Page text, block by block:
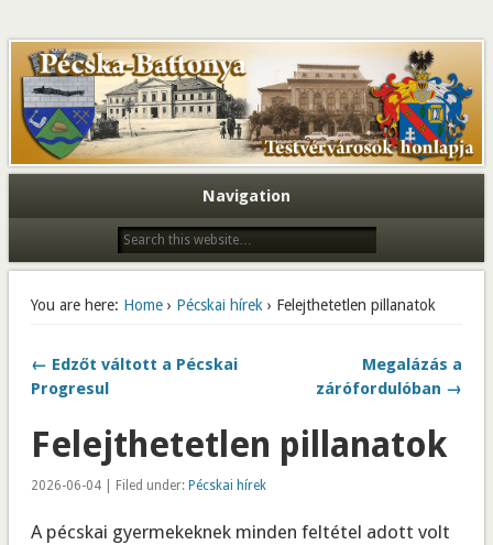
Navigation
You are here: Home› Pécskai hírek › Felejthetetlen pillanatok
← Edzőt váltott a Pécskai
Progresul
Megalázás a
zárófordulóban →
Felejthetetlen pillanatok
2026-06-04 | Filed under: Pécskai hírek
A pécskai gyermekeknek minden feltétel adott volt